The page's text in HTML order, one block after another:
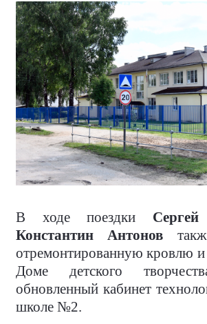
В ходе поездки
Константин Антонов
отремонтированную кровлю и
Доме детского
обновленный кабинет
школе №2.